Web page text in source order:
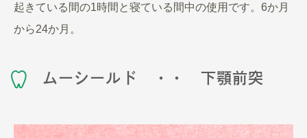
起きている間の1時間と寝ている間中の使用です。6か月
から24か月。
ムーシールド ・・ 下顎前突